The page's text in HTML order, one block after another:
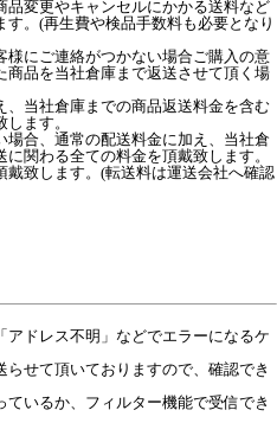
変更やキャンセルにかかる送料など
。(再生費や検品手数料も必要となり
にご連絡がつかない場合ご購入の意
品を当社倉庫まで返送させて頂く場
当社倉庫までの商品返送料金を含む
ます。
合、通常の配送料金に加え、当社倉
関わる全ての料金を頂戴致します。
致します。(転送料は運送会社へ確認
ドレス不明」などでエラーになるケ
せて頂いておりますので、確認でき
いるか、フィルター機能で受信でき